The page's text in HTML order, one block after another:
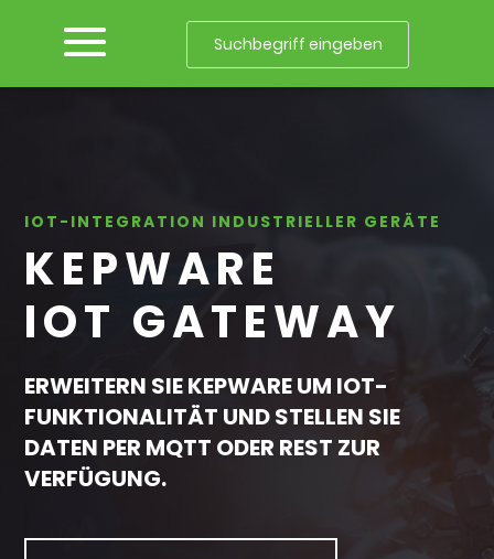
IOT-INTEGRATION INDUSTRIELLER GERÄTE
KEPWARE
IOT GATEWAY
ERWEITERN SIE KEPWARE UM IOT-
FUNKTIONALITÄT UND STELLEN SIE
DATEN PER MQTT ODER REST ZUR
VERFÜGUNG.